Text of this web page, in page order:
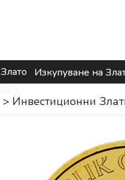
Злато Изкупуване на
> Инвестиционни